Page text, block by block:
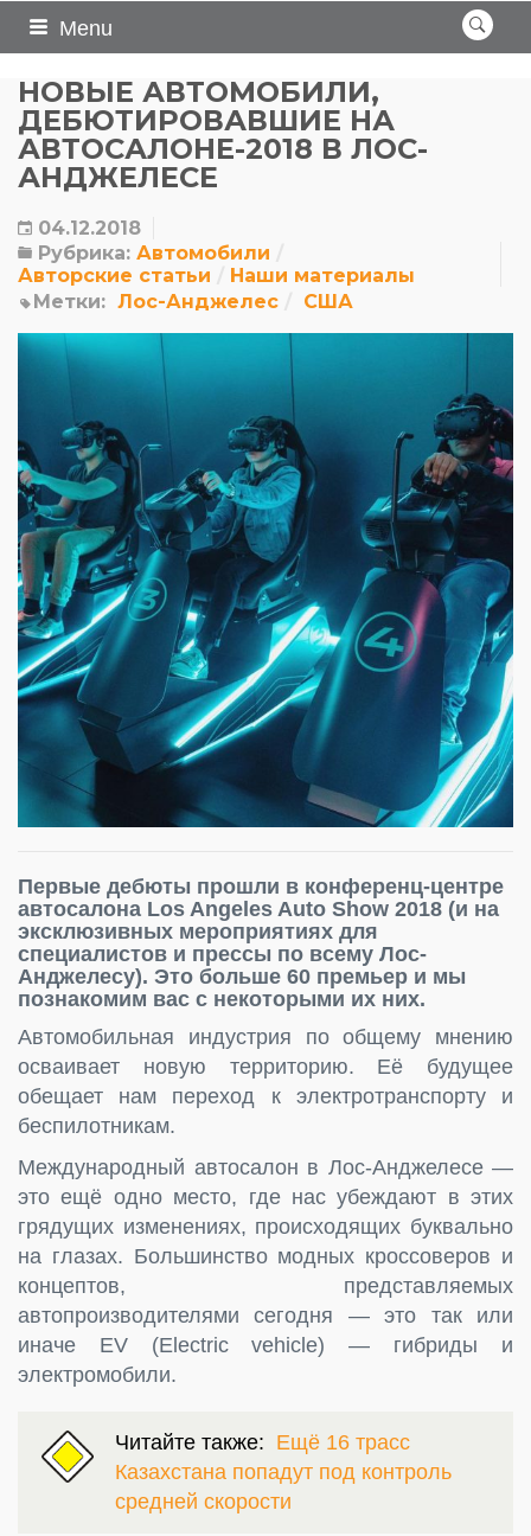
Menu
НОВЫЕ АВТОМОБИЛИ,
ДЕБЮТИРОВАВШИЕ НА
АВТОСАЛОНЕ-2018 В ЛОС-
АНДЖЕЛЕСЕ
04.12.2018
Рубрика: Автомобили
Авторские статьи
Наши материалы
Метки: Лос-Анджелес США
Первые дебюты прошли в конференц-центре
автосалона Los Angeles Auto Show 2018 (и на
эксклюзивных мероприятиях для
специалистов и прессы по всему Лос-
Анджелесу). Это больше 60 премьер и мы
познакомим вас с некоторыми их них.
Автомобильная индустрия по общему мнению
осваивает новую территорию. Её будущее
обещает нам переход к электротранспорту и
беспилотникам.
Международный автосалон в Лос-Анджелесе —
это ещё одно место, где нас убеждают в этих
грядущих изменениях, происходящих буквально
на глазах. Большинство модных кроссоверов и
концептов, представляемых
автопроизводителями сегодня — это так или
иначе EV (Electric vehicle) — гибриды и
электромобили.
Читайте также: Ещё 16 трасс
Казахстана попадут под контроль
средней скорости